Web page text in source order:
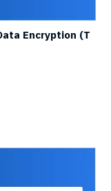
Encryption (T